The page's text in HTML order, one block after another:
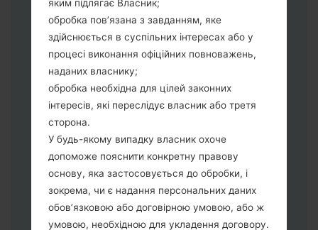
Натисніть та утримуйте клавіші:
зменшення та збільшення гучності.
Підключивши телефон до ПК
використовуючи USB кабель.
Натисніть та утримуйти клавіші:
живлення, збільшення гучності та
додому.
Підключіть USB кабель та натисніть
клавіші: зменшення звуку та Bixbi.
Натисніть та утримуйти клавіші:
живлення та збільшення гучності.
Далі підключить телефон до ПК,
програма Odin повина виявити Ваш
яким підлягає Власник;
обробка пов’язана з завданням, яке
здійснюється в суспільних інтересах або у
процесі виконання офіційних повноважень,
наданих власнику;
обробка необхідна для цілей законних
інтересів, які переслідує власник або третя
сторона.
У будь-якому випадку власник охоче
допоможе пояснити конкретну правову
основу, яка застосовується до обробки, і
зокрема, чи є надання персональних даних
обов’язковою або договірною умовою, або ж
умовою, необхідною для укладення договору.